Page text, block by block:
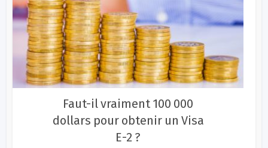
Faut-il vraiment 100 000
dollars pour obtenir un Visa
E-2 ?